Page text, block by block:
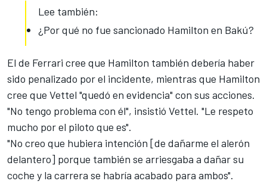
Lee también:
¿Por qué no fue sancionado Hamilton en Bakú?
El de Ferrari cree que Hamilton también debería haber
sido penalizado por el incidente, mientras que Hamilton
cree que Vettel "quedó en evidencia" con sus acciones.
"No tengo problema con él", insistió Vettel. "Le respeto
mucho por el piloto que es".
"No creo que hubiera intención [de dañarme el alerón
delantero] porque también se arriesgaba a dañar su
coche y la carrera se habría acabado para ambos".